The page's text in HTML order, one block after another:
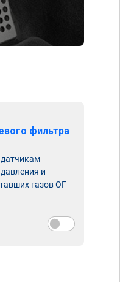
фильтра
и
газов ОГ